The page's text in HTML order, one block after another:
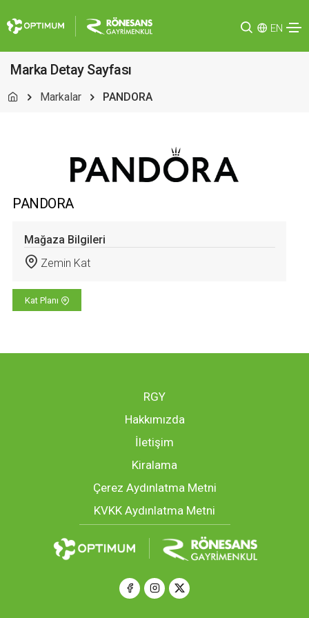
EN
Marka Detay Sayfası
Markalar PANDORA
PANDORA
Mağaza Bilgileri
Zemin Kat
Kat Planı
RGY
Hakkımızda
İletişim
Kiralama
Çerez Aydınlatma Metni
KVKK Aydınlatma Metni